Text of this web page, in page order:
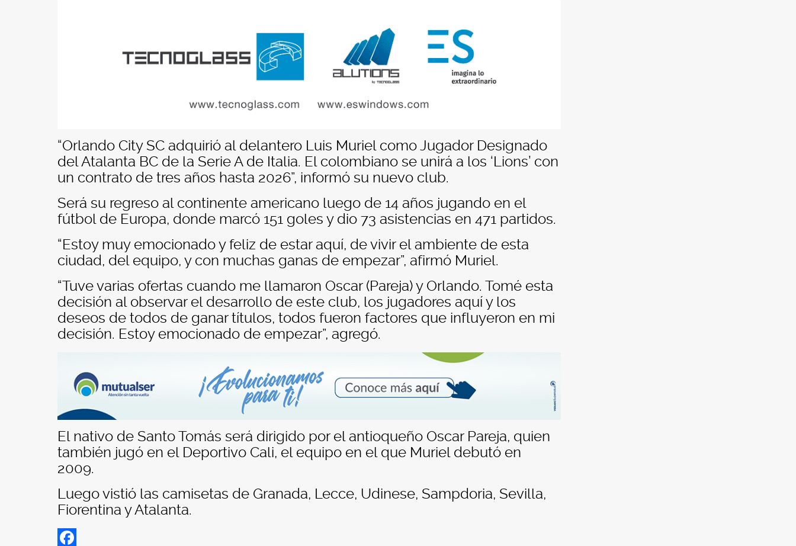
“Orlando City SC adquirió al delantero Luis Muriel como Jugador Designado
del Atalanta BC de la Serie A de Italia. El colombiano se unirá a los ‘Lions’ con
un contrato de tres años hasta 2026”, informó su nuevo club.
Será su regreso al continente americano luego de 14 años jugando en el
fútbol de Europa, donde marcó 151 goles y dio 73 asistencias en 471 partidos.
“Estoy muy emocionado y feliz de estar aquí, de vivir el ambiente de esta
ciudad, del equipo, y con muchas ganas de empezar”, afirmó Muriel.
“Tuve varias ofertas cuando me llamaron Oscar (Pareja) y Orlando. Tomé esta
decisión al observar el desarrollo de este club, los jugadores aquí y los
deseos de todos de ganar títulos, todos fueron factores que influyeron en mi
decisión. Estoy emocionado de empezar”, agregó.
El nativo de Santo Tomás será dirigido por el antioqueño Oscar Pareja, quien
también jugó en el Deportivo Cali, el equipo en el que Muriel debutó en
2009.
Luego vistió las camisetas de Granada, Lecce, Udinese, Sampdoria, Sevilla,
Fiorentina y Atalanta.